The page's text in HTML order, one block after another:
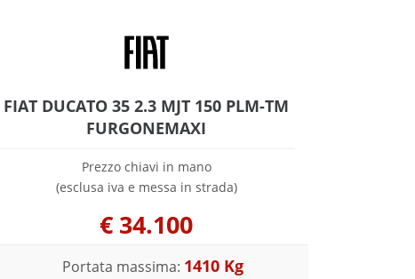
FIAT DUCATO 35 2.3 MJT 150 PLM-TM
FURGONEMAXI
Prezzo chiavi in mano
(esclusa iva e messa in strada)
€ 34.100
Portata massima: 1410 Kg